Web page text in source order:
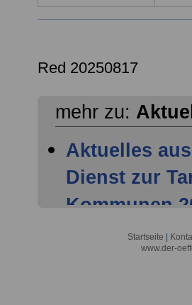
Red 20250817
mehr zu:
Aktuelles
Dienst zur
Kommunen
Mitglieder
Startseite
www.der-